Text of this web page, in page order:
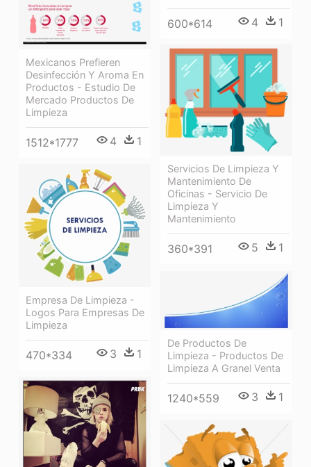
600*614 4 1
Mexicanos Prefieren
Desinfección Y Aroma En
Productos - Estudio De
Mercado Productos De
Limpieza
1512*1777 4 1
Servicios De Limpieza Y
Mantenimiento De
Oficinas - Servicio De
Limpieza Y
Mantenimiento
360*391 5 1
Empresa De Limpieza -
Logos Para Empresas De
Limpieza
470*334 3 1
De Productos De
Limpieza - Productos De
Limpieza A Granel Venta
1240*559 3 1